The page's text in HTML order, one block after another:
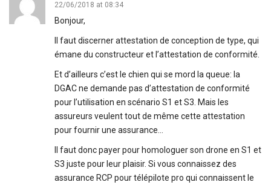
22/06/2018 at 08:34
Bonjour,
Il faut discerner attestation de conception de type, qui
émane du constructeur et l’attestation de conformité.
Et d’ailleurs c’est le chien qui se mord la queue: la
DGAC ne demande pas d’attestation de conformité
pour l’utilisation en scénario S1 et S3. Mais les
assureurs veulent tout de même cette attestation
pour fournir une assurance…
Il faut donc payer pour homologuer son drone en S1 et
S3 juste pour leur plaisir. Si vous connaissez des
assurance RCP pour télépilote pro qui connaissent le